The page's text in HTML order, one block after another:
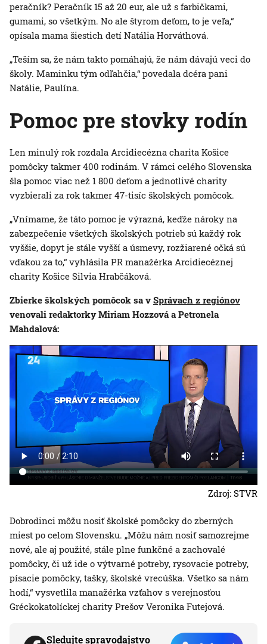
peračník? Peračník 15 až 20 eur, ale už s farbičkami,
gumami, so všetkým. No ale štyrom deťom, to je veľa,“
opísala mama šiestich detí Natália Horváthová.
„Teším sa, že nám takto pomáhajú, že nám dávajú veci do
školy. Maminku tým odľahčia,“ povedala dcéra pani
Natálie, Paulína.
Pomoc pre stovky rodín
Len minulý rok rozdala Arcidiecézna charita Košice
pomôcky takmer 400 rodinám. V rámci celého Slovenska
šla pomoc viac než 1 800 deťom a jednotlivé charity
vyzbierali za rok takmer 47-tisíc školských pomôcok.
„Vnímame, že táto pomoc je výrazná, keďže nároky na
zabezpečenie všetkých školských potrieb sú každý rok
vyššie, dopyt je stále vyšší a úsmevy, rozžiarené očká sú
vďakou za to,“ vyhlásila PR manažérka Arcidiecéznej
charity Košice Silvia Hrabčáková.
Zbierke školských pomôcok sa v Správach z regiónov
venovali redaktorky Miriam Hozzová a Petronela
Mahdalová:
Zdroj: STVR
Dobrodinci môžu nosiť školské pomôcky do zberných
miest po celom Slovensku. „Môžu nám nosiť samozrejme
nové, ale aj použité, stále plne funkčné a zachovalé
pomôcky, či už ide o výtvarné potreby, rysovacie potreby,
písacie pomôcky, tašky, školské vrecúška. Všetko sa nám
hodí,“ vysvetlila manažérka vzťahov s verejnosťou
Gréckokatolíckej charity Prešov Veronika Futejová.
Sledujte spravodajstvo